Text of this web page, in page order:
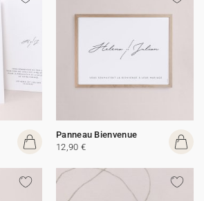
Panneau Bienvenue
12,90 €